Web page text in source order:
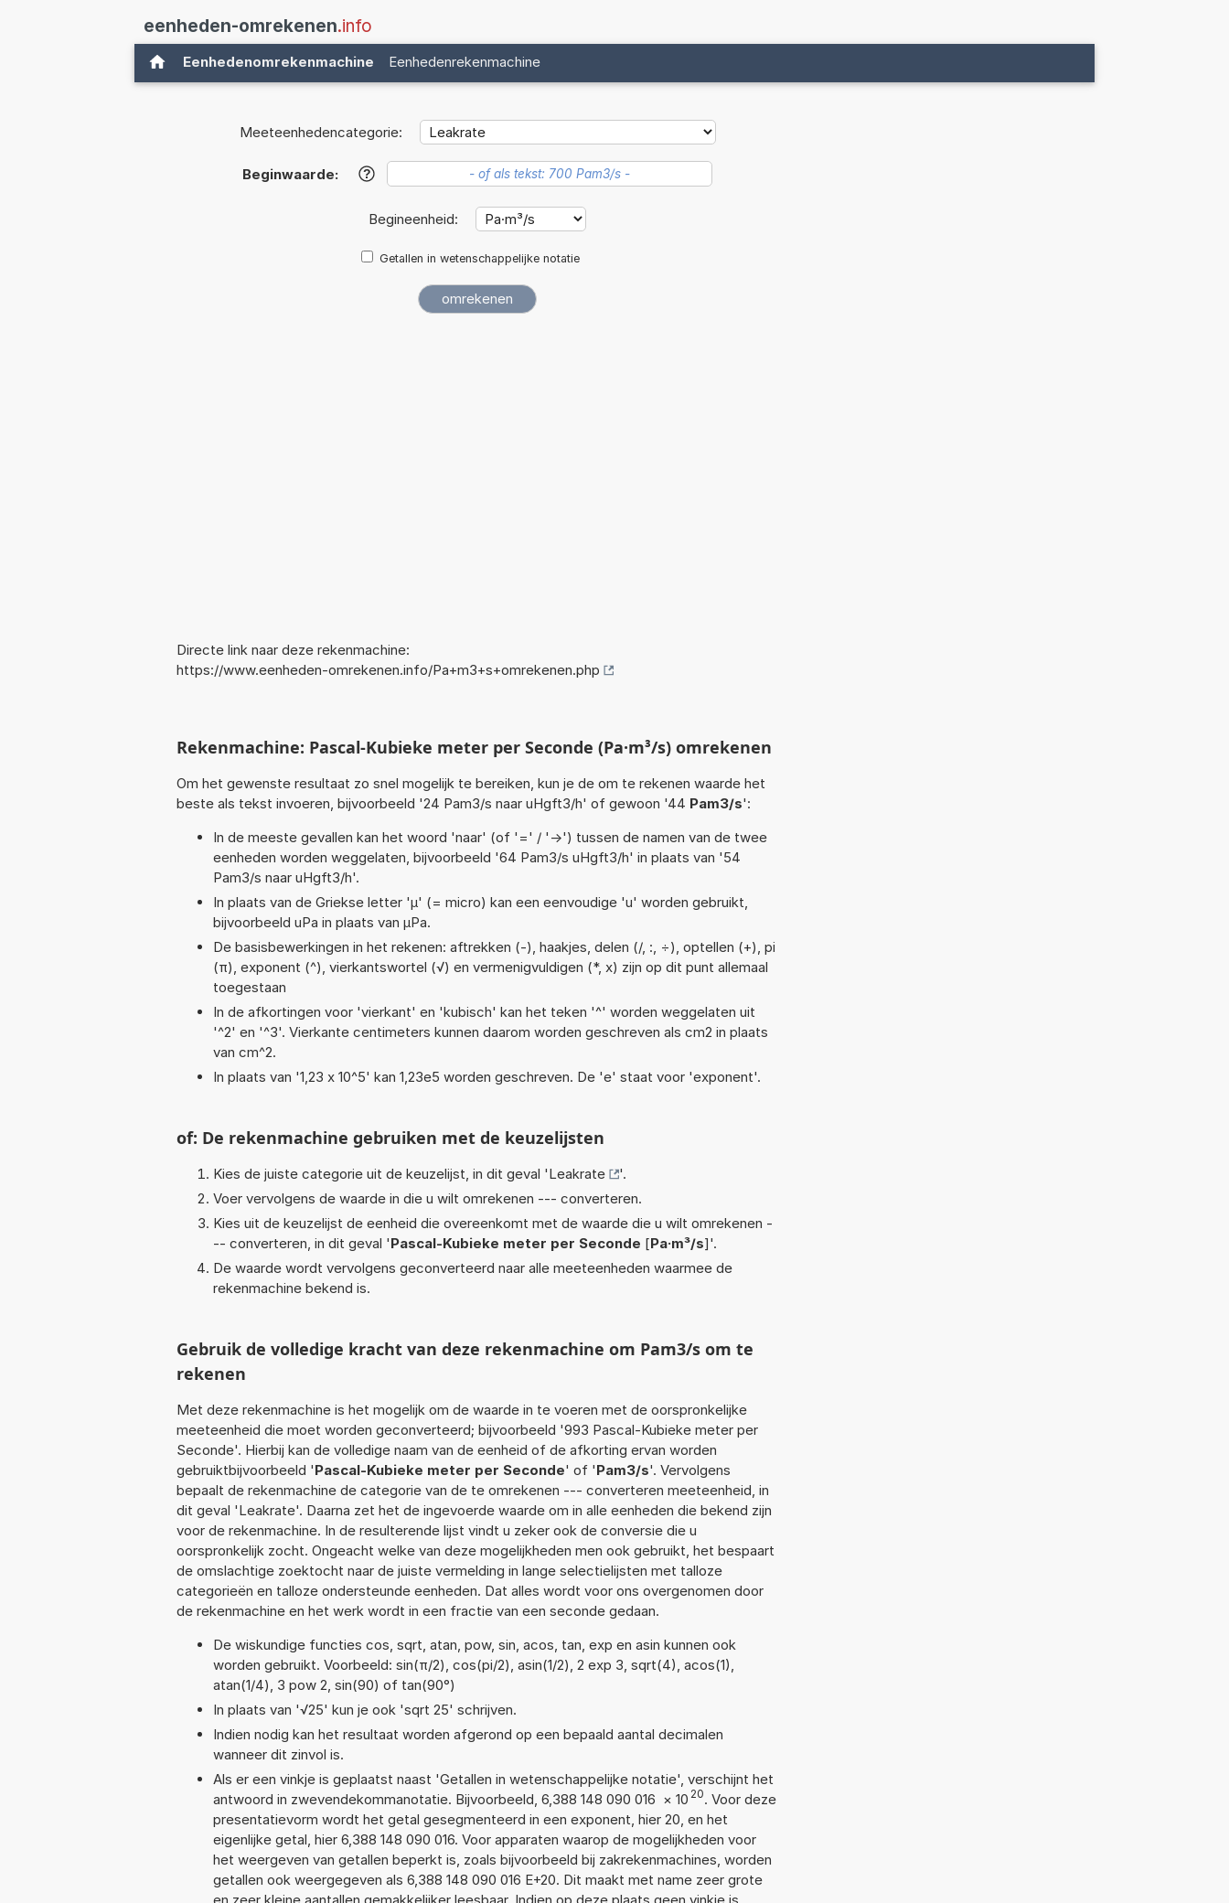
eenheden-omrekenen.info
Eenhedenomrekenmachine Eenhedenrekenmachine
Meeteenhedencategorie:
Beginwaarde: ?
Begineenheid:
Getallen in wetenschappelijke notatie
Directe link naar deze rekenmachine:
https://www.eenheden-omrekenen.info/Pa+m3+s+omrekenen.php
Rekenmachine: Pascal-Kubieke meter per Seconde (Pa·m³/s) omrekenen
Om het gewenste resultaat zo snel mogelijk te bereiken, kun je de om te rekenen waarde het
beste als tekst invoeren, bijvoorbeeld '24 Pam3/s naar uHgft3/h' of gewoon '44 Pam3/s':
In de meeste gevallen kan het woord 'naar' (of '=' / '->') tussen de namen van de twee
eenheden worden weggelaten, bijvoorbeeld '64 Pam3/s uHgft3/h' in plaats van '54
Pam3/s naar uHgft3/h'.
In plaats van de Griekse letter 'µ' (= micro) kan een eenvoudige 'u' worden gebruikt,
bijvoorbeeld uPa in plaats van µPa.
De basisbewerkingen in het rekenen: aftrekken (-), haakjes, delen (/, :, ÷), optellen (+), pi
(π), exponent (^), vierkantswortel (√) en vermenigvuldigen (*, x) zijn op dit punt allemaal
toegestaan
In de afkortingen voor 'vierkant' en 'kubisch' kan het teken '^' worden weggelaten uit
'^2' en '^3'. Vierkante centimeters kunnen daarom worden geschreven als cm2 in plaats
van cm^2.
In plaats van '1,23 x 10^5' kan 1,23e5 worden geschreven. De 'e' staat voor 'exponent'.
of: De rekenmachine gebruiken met de keuzelijsten
Kies de juiste categorie uit de keuzelijst, in dit geval 'Leakrate
'.
Voer vervolgens de waarde in die u wilt omrekenen --- converteren.
Kies uit de keuzelijst de eenheid die overeenkomt met de waarde die u wilt omrekenen -
-- converteren, in dit geval 'Pascal-Kubieke meter per Seconde [Pa·m³/s]'.
De waarde wordt vervolgens geconverteerd naar alle meeteenheden waarmee de
rekenmachine bekend is.
Gebruik de volledige kracht van deze rekenmachine om Pam3/s om te
rekenen
Met deze rekenmachine is het mogelijk om de waarde in te voeren met de oorspronkelijke
meeteenheid die moet worden geconverteerd; bijvoorbeeld '993 Pascal-Kubieke meter per
Seconde'. Hierbij kan de volledige naam van de eenheid of de afkorting ervan worden
gebruiktbijvoorbeeld 'Pascal-Kubieke meter per Seconde' of 'Pam3/s'. Vervolgens
bepaalt de rekenmachine de categorie van de te omrekenen --- converteren meeteenheid, in
dit geval 'Leakrate'. Daarna zet het de ingevoerde waarde om in alle eenheden die bekend zijn
voor de rekenmachine. In de resulterende lijst vindt u zeker ook de conversie die u
oorspronkelijk zocht. Ongeacht welke van deze mogelijkheden men ook gebruikt, het bespaart
de omslachtige zoektocht naar de juiste vermelding in lange selectielijsten met talloze
categorieën en talloze ondersteunde eenheden. Dat alles wordt voor ons overgenomen door
de rekenmachine en het werk wordt in een fractie van een seconde gedaan.
De wiskundige functies cos, sqrt, atan, pow, sin, acos, tan, exp en asin kunnen ook
worden gebruikt. Voorbeeld: sin(π/2), cos(pi/2), asin(1/2), 2 exp 3, sqrt(4), acos(1),
atan(1/4), 3 pow 2, sin(90) of tan(90°)
In plaats van '√25' kun je ook 'sqrt 25' schrijven.
Indien nodig kan het resultaat worden afgerond op een bepaald aantal decimalen
wanneer dit zinvol is.
Als er een vinkje is geplaatst naast 'Getallen in wetenschappelijke notatie', verschijnt het
antwoord in zwevendekommanotatie. Bijvoorbeeld, 6,388 148 090 016 × 10 20. Voor deze
presentatievorm wordt het getal gesegmenteerd in een exponent, hier 20, en het
eigenlijke getal, hier 6,388 148 090 016. Voor apparaten waarop de mogelijkheden voor
het weergeven van getallen beperkt is, zoals bijvoorbeeld bij zakrekenmachines, worden
getallen ook weergegeven als 6,388 148 090 016 E+20. Dit maakt met name zeer grote
en zeer kleine aantallen gemakkelijker leesbaar. Indien op deze plaats geen vinkje is